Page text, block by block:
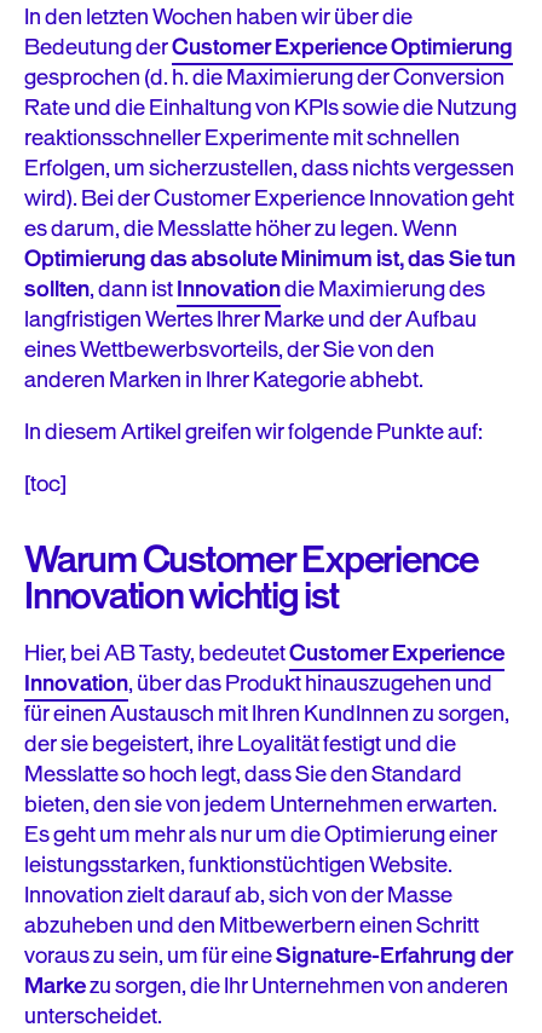
In den letzten Wochen haben wir über die
Bedeutung derCustomer Experience Optimierung
gesprochen (d. h. die Maximierung der Conversion
Rate und die Einhaltung von KPIs sowie die Nutzung
reaktionsschneller Experimente mit schnellen
Erfolgen, um sicherzustellen, dass nichts vergessen
wird). Bei der Customer Experience Innovation geht
es darum, die Messlatte höher zu legen. Wenn
Optimierung das absolute Minimum ist, das Sie tun
sollten, dann istInnovationdie Maximierung des
langfristigen Wertes Ihrer Marke und der Aufbau
eines Wettbewerbsvorteils, der Sie von den
anderen Marken in Ihrer Kategorie abhebt.
In diesem Artikel greifen wir folgende Punkte auf:
[toc]
Warum Customer Experience
Innovation wichtig ist
Hier, bei AB Tasty, bedeutetCustomer Experience
Innovation, über das Produkt hinauszugehen und
für einen Austausch mit Ihren KundInnen zu sorgen,
der sie begeistert, ihre Loyalität festigt und die
Messlatte so hoch legt, dass Sie den Standard
bieten, den sie von jedem Unternehmen erwarten.
Es geht um mehr als nur um die Optimierung einer
leistungsstarken, funktionstüchtigen Website.
Innovation zielt darauf ab, sich von der Masse
abzuheben und den Mitbewerbern einen Schritt
voraus zu sein, um für eineSignature-Erfahrung der
Markezu sorgen, die Ihr Unternehmen von anderen
unterscheidet.